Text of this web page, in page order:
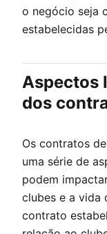
o negócio seja
estabelecidas
Aspectos
dos
Os contratos
uma série de
podem
clubes e a vida
contrato